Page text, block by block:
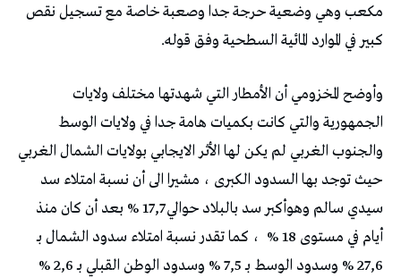
مكعب وهي وضعية حرجة جدا وصعبة خاصة مع تسجيل نقص
كبير في الموارد المائية السطحية وفق قوله.
وأوضح المخزومي أن الأمطار التي شهدتها مختلف ولايات
الجمهورية والتي كانت بكميات هامة جدا في ولايات الوسط
والجنوب الغربي لم يكن لها الأثر الايجابي بولايات الشمال الغربي
حيث توجد بها السدود الكبرى ، مشيرا الى أن نسبة امتلاء سد
سيدي سالم وهوأكبر سد بالبلاد حوالي 17,7 % بعد أن كان منذ
أيام في مستوى 18 %
، كما تقدر نسبة امتلاء سدود الشمال بـ
27,6 % وسدود الوسط بـ 7,5 % وسدود الوطن القبلي بـ 2,6 %